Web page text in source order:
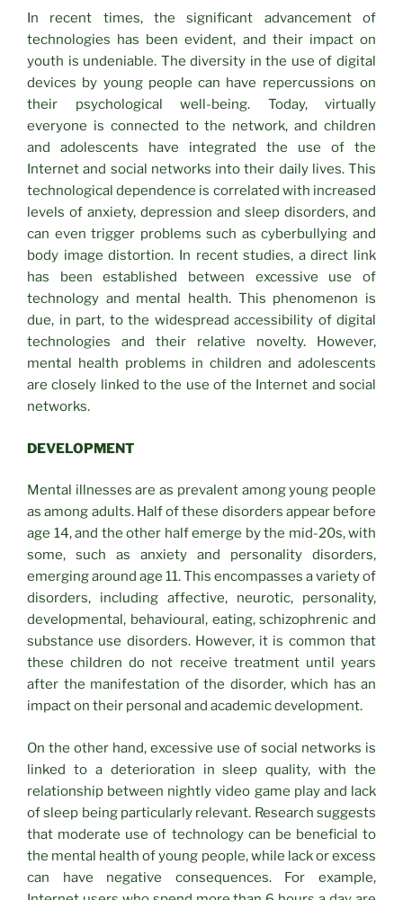
In recent times, the significant advancement of
technologies has been evident, and their impact on
youth is undeniable. The diversity in the use of digital
devices by young people can have repercussions on
their psychological well-being. Today, virtually
everyone is connected to the network, and children
and adolescents have integrated the use of the
Internet and social networks into their daily lives. This
technological dependence is correlated with increased
levels of anxiety, depression and sleep disorders, and
can even trigger problems such as cyberbullying and
body image distortion. In recent studies, a direct link
has been established between excessive use of
technology and mental health. This phenomenon is
due, in part, to the widespread accessibility of digital
technologies and their relative novelty. However,
mental health problems in children and adolescents
are closely linked to the use of the Internet and social
networks.
DEVELOPMENT
Mental illnesses are as prevalent among young people
as among adults. Half of these disorders appear before
age 14, and the other half emerge by the mid-20s, with
some, such as anxiety and personality disorders,
emerging around age 11. This encompasses a variety of
disorders, including affective, neurotic, personality,
developmental, behavioural, eating, schizophrenic and
substance use disorders. However, it is common that
these children do not receive treatment until years
after the manifestation of the disorder, which has an
impact on their personal and academic development.
On the other hand, excessive use of social networks is
linked to a deterioration in sleep quality, with the
relationship between nightly video game play and lack
of sleep being particularly relevant. Research suggests
that moderate use of technology can be beneficial to
the mental health of young people, while lack or excess
can have negative consequences. For example,